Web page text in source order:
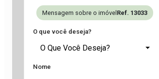
Mensagem sobre o imóvel Ref. 13033
O que você deseja?
O Que Você Deseja?
Nome